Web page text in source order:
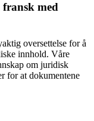
med
oversettelse for å
innhold. Våre
om juridisk
for at dokumentene